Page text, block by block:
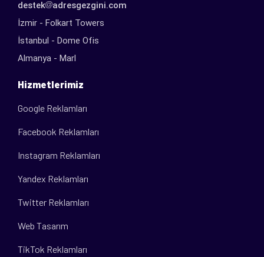
destek
adresgezgini.com
İzmir - Folkart Towers
İstanbul - Dome Ofis
Almanya - Marl
Hizmetlerimiz
Google Reklamları
Facebook Reklamları
Instagram Reklamları
Yandex Reklamları
Twitter Reklamları
Web Tasarım
TikTok Reklamları